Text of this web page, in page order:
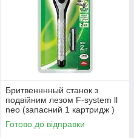
Бритвенннный станок з
подвійним лезом F-system ll
neo (запасний 1 картридж )
(452005)
Готово до відправки